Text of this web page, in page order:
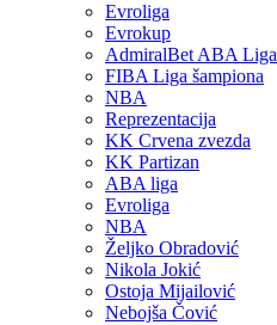
Evroliga
Evrokup
AdmiralBet ABA Liga
FIBA Liga šampiona
NBA
Reprezentacija
KK Crvena zvezda
KK Partizan
ABA liga
Evroliga
NBA
Željko Obradović
Nikola Jokić
Ostoja Mijailović
Nebojša Čović